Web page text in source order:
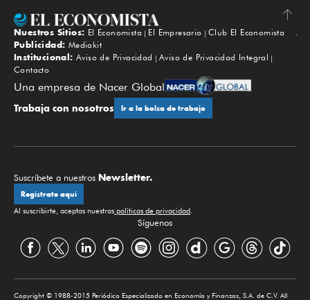
Subir
Nuestros Sitios: El Economista El Empresario
Club El Economista
Publicidad: Mediakit
Institucional: Aviso de Privacidad
Aviso de Privacidad Integral
Contacto
Una empresa de Nacer Global
Trabaja con nosotros Ir a la bolsa de trabajo
Suscríbete a nuestros Newsletter.
Regístrate aquí
Al suscribirte, aceptas nuestras políticas de privacidad.
Síguenos
Copyright © 1988-2015 Periódico Especializado en Economía y Finanzas, S.A. de C.V. All